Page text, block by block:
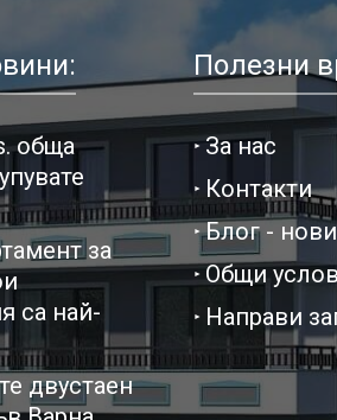
обща
за
са най-
двустаен
Полезни
За нас
Контакти
Блог -
Общи
Направи